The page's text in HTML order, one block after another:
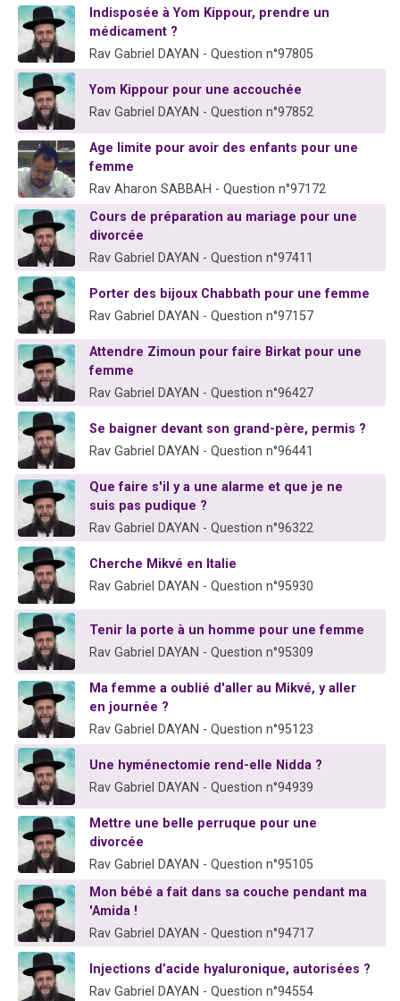
3 personnes viennent de faire un don pour 5 jours de vacances aux Orphelins
13 personnes viennent de demander une bénédiction
Indisposée à Yom Kippour, prendre un
médicament ?
Rav Gabriel DAYAN - Question n°97805
Yom Kippour pour une accouchée
Rav Gabriel DAYAN - Question n°97852
Age limite pour avoir des enfants pour une
femme
Rav Aharon SABBAH - Question n°97172
Cours de préparation au mariage pour une
divorcée
Rav Gabriel DAYAN - Question n°97411
Porter des bijoux Chabbath pour une femme
Rav Gabriel DAYAN - Question n°97157
Attendre Zimoun pour faire Birkat pour une
femme
Rav Gabriel DAYAN - Question n°96427
Se baigner devant son grand-père, permis ?
Rav Gabriel DAYAN - Question n°96441
Que faire s'il y a une alarme et que je ne
suis pas pudique ?
Rav Gabriel DAYAN - Question n°96322
Cherche Mikvé en Italie
Rav Gabriel DAYAN - Question n°95930
Tenir la porte à un homme pour une femme
Rav Gabriel DAYAN - Question n°95309
Ma femme a oublié d'aller au Mikvé, y aller
en journée ?
Rav Gabriel DAYAN - Question n°95123
Une hyménectomie rend-elle Nidda ?
Rav Gabriel DAYAN - Question n°94939
Mettre une belle perruque pour une
divorcée
Rav Gabriel DAYAN - Question n°95105
Mon bébé a fait dans sa couche pendant ma
'Amida !
Rav Gabriel DAYAN - Question n°94717
Injections d’acide hyaluronique, autorisées ?
Rav Gabriel DAYAN - Question n°94554